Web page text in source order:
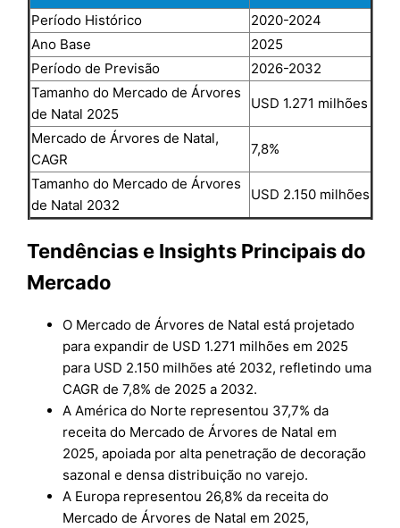
Período Histórico
2020-2024
Ano Base
2025
Período de Previsão
2026-2032
Tamanho do Mercado de Árvores
de Natal 2025
USD 1.271 milhões
Mercado de Árvores de Natal,
CAGR
7,8%
Tamanho do Mercado de Árvores
de Natal 2032
USD 2.150 milhões
Tendências e Insights Principais do
Mercado
O Mercado de Árvores de Natal está projetado
para expandir de USD 1.271 milhões em 2025
para USD 2.150 milhões até 2032, refletindo uma
CAGR de 7,8% de 2025 a 2032.
A América do Norte representou 37,7% da
receita do Mercado de Árvores de Natal em
2025, apoiada por alta penetração de decoração
sazonal e densa distribuição no varejo.
A Europa representou 26,8% da receita do
Mercado de Árvores de Natal em 2025,